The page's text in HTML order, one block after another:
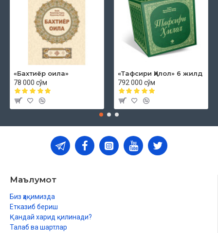
«Бахтиёр оила»
78 000 сўм
«Тафсири Ҳилол» 6 жилд
792 000 сўм
Маълумот
Биз ҳақимизда
Етказиб бериш
Қандай харид қилинади?
Талаб ва шартлар